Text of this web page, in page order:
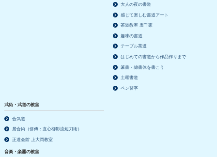
大人の夜の書道
感じて楽しむ書道アート
茶道教室 表千家
趣味の書道
テーブル茶道
はじめての書道から作品作りまで
篆書・隷書体を書こう
土曜書道
ペン習字
武術・武道の教室
合気道
居合術（併傅：直心柳影流短刀術）
正道会館 上大岡教室
音楽・楽器の教室